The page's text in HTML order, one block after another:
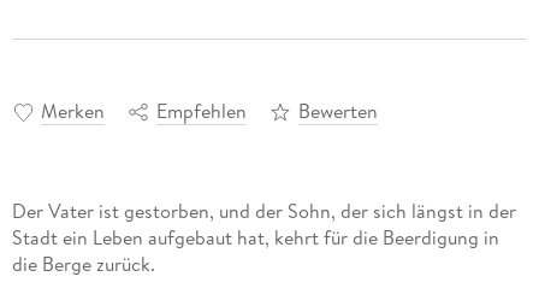
Merken Empfehlen Bewerten
Der Vater ist gestorben, und der Sohn, der sich längst in der
Stadt ein Leben aufgebaut hat, kehrt für die Beerdigung in
die Berge zurück.